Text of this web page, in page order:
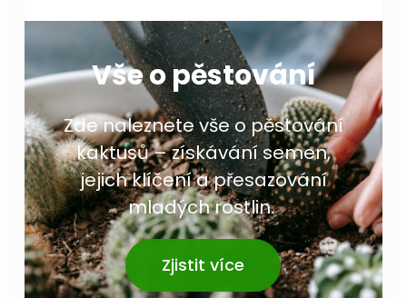
Vše o pěstování
Zde naleznete vše o pěstování
kaktusů – získávání semen,
jejich klíčení a přesazování
mladých rostlin.
Zjistit více